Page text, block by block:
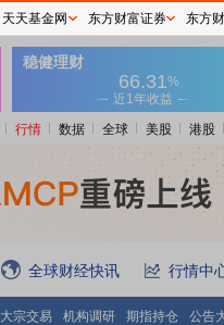
行情 数据 全球 美股 港股
全球财经快讯 行情中
大宗交易 机构调研 期指持仓
公告
天天基金网 东方财富证券 东方